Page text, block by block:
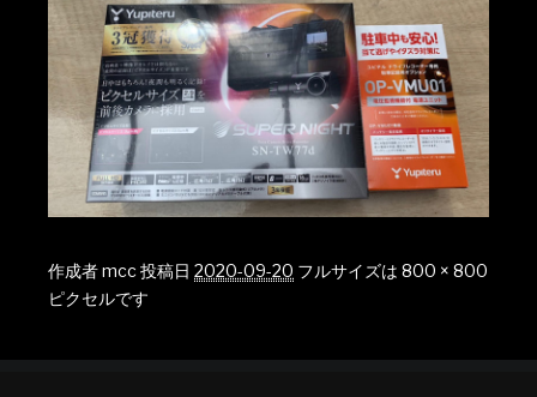
作成者mcc投稿日 2020-09-20 フルサイズは 800 × 800
ピクセルです